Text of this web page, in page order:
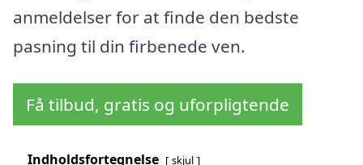
anmeldelser for at finde den bedste
pasning til din firbenede ven.
Få tilbud, gratis og uforpligtende
Indholdsfortegnelse skjul